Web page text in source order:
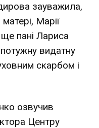
зауважила,
Марії
пані Лариса
видатну
скарбом і
озвучив
Центру